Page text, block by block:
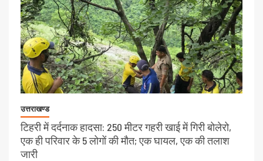
उत्तराखण्ड
टिहरी में दर्दनाक हादसा: 250 मीटर गहरी खाई में गिरी बोलेरो,
एक ही परिवार के 5 लोगों की मौत; एक घायल, एक की तलाश
जारी